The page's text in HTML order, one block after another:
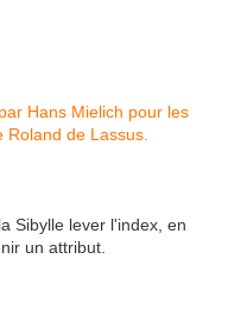
Sibylle lever l'index, en
un attribut.